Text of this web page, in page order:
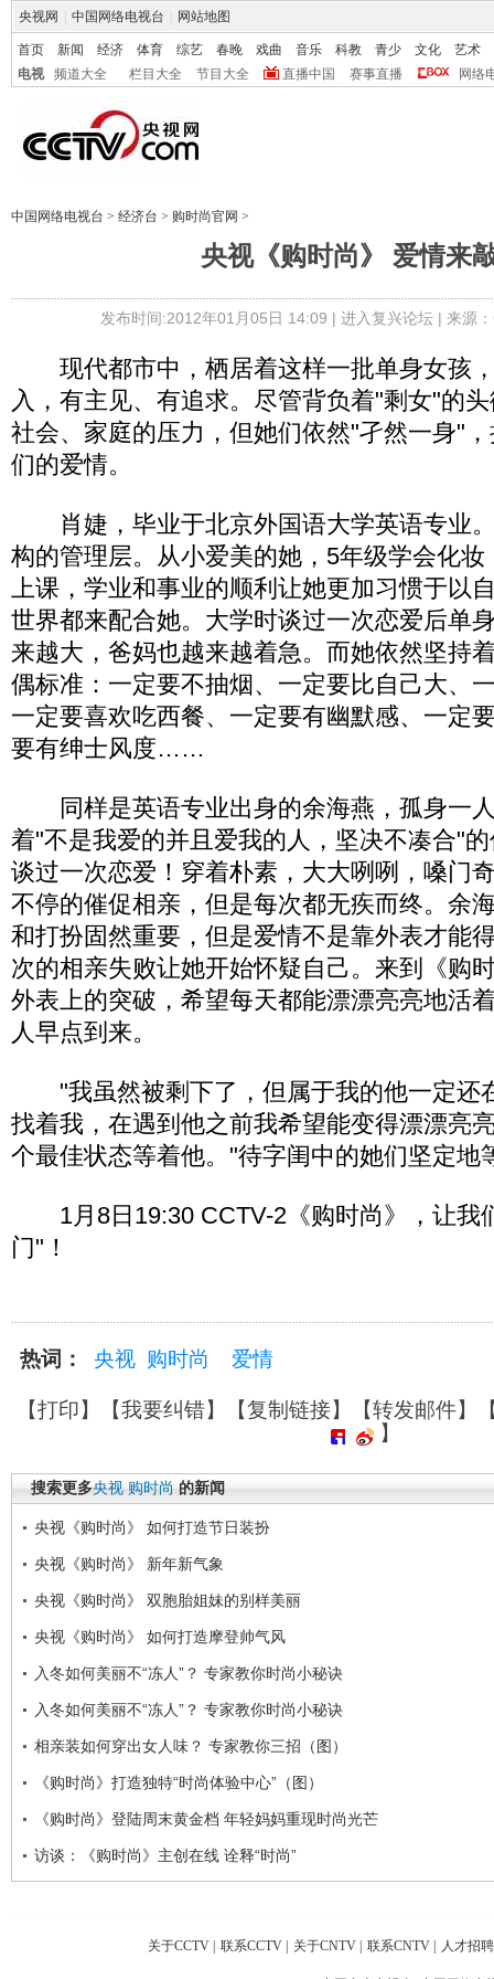
央视网 中国网络电视台 网站地图
首页 新闻 经济 体育 综艺 春晚 戏曲 音乐 科教 青少 文化
艺术
电视
频道大全 栏目大全 节目大全 直播中国 赛事直播 网络
中国网络电视台 > 经济台 > 购时尚官网 >
央视《购时尚》 爱情来
发布时间:2012年01月05日 14:09 | 进入复兴论坛| 来源
现代都市中，栖居着这样一批单身女孩
入，有主见、有追求。尽管背负着"剩女"的
社会、家庭的压力，但她们依然"孑然一身"
们的爱情。
肖婕，毕业于北京外国语大学英语专业
构的管理层。从小爱美的她，5年级学会化
上课，学业和事业的顺利让她更加习惯于以
世界都来配合她。大学时谈过一次恋爱后单
来越大，爸妈也越来越着急。而她依然坚持
偶标准：一定要不抽烟、一定要比自己大、
一定要喜欢吃西餐、一定要有幽默感、一定
要有绅士风度……
同样是英语专业出身的余海燕，孤身一
着"不是我爱的并且爱我的人，坚决不凑合"
谈过一次恋爱！穿着朴素，大大咧咧，嗓门
不停的催促相亲，但是每次都无疾而终。余
和打扮固然重要，但是爱情不是靠外表才能
次的相亲失败让她开始怀疑自己。来到《购
外表上的突破，希望每天都能漂漂亮亮地活
人早点到来。
"我虽然被剩下了，但属于我的他一定还
找着我，在遇到他之前我希望能变得漂漂亮
个最佳状态等着他。"待字闺中的她们坚定地
1月8日19:30 CCTV-2《购时尚》，让我
门"！
热词： 央视 购时尚 爱情
【打印】【我要纠错】【复制链接】【转发邮件】
】
搜索更多央视 购时尚 的新闻
央视《购时尚》 如何打造节日装扮
央视《购时尚》 新年新气象
央视《购时尚》 双胞胎姐妹的别样美丽
央视《购时尚》 如何打造摩登帅气风
入冬如何美丽不“冻人”？ 专家教你时尚小秘诀
入冬如何美丽不“冻人”？ 专家教你时尚小秘诀
相亲装如何穿出女人味？ 专家教你三招（图）
《购时尚》打造独特“时尚体验中心”（图）
《购时尚》登陆周末黄金档 年轻妈妈重现时尚光芒
访谈：《购时尚》主创在线 诠释“时尚”
关于CCTV | 联系CCTV | 关于CNTV | 联系CNTV | 人才招聘